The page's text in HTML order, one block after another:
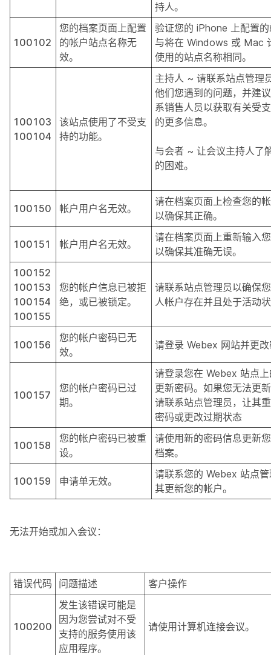
持人。
100102
您的档案页面上配置
的帐户站点名称无
效。
验证您的 iPhone 上配置
与将在 Windows 或 Mac
使用的站点名称相同。
100103
100104
该站点使用了不受支
持的功能。
主持人 ~ 请联系站点管理
他们您遇到的问题，并建
系销售人员以获取有关受
的更多信息。
与会者 ~ 让会议主持人了
的困难。
100150 帐户用户名无效。
请在档案页面上检查您的
以确保其正确。
100151 帐户用户名无效。
请在档案页面上重新输入
以确保其准确无误。
100152
100153
100154
100155
您的帐户信息已被拒
绝，或已被锁定。
请联系站点管理员以确保
人帐户存在并且处于活动
100156
您的帐户密码已无
效。
请登录 Webex 网站并更
100157
您的帐户密码已过
期。
请登录您在 Webex 站点
更新密码。如果您无法更
请联系站点管理员，让其
密码或更改过期状态
100158
您的帐户密码已被重
设。
请使用新的密码信息更新
档案。
100159 申请单无效。
请联系您的 Webex 站点
其更新您的帐户。
无法开始或加入会议：
错误代码 问题描述 客户操作
100200
发生该错误可能是
因为您尝试对不受
支持的服务使用该
应用程序。
请使用计算机连接会议。